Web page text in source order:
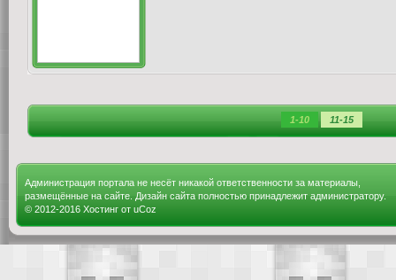
1-10 11-15
Администрация портала не несёт никакой ответственности за материалы,
размещённые на сайте. Дизайн сайта полностью принадлежит администратору.
© 2012-2016 Хостинг от uCoz